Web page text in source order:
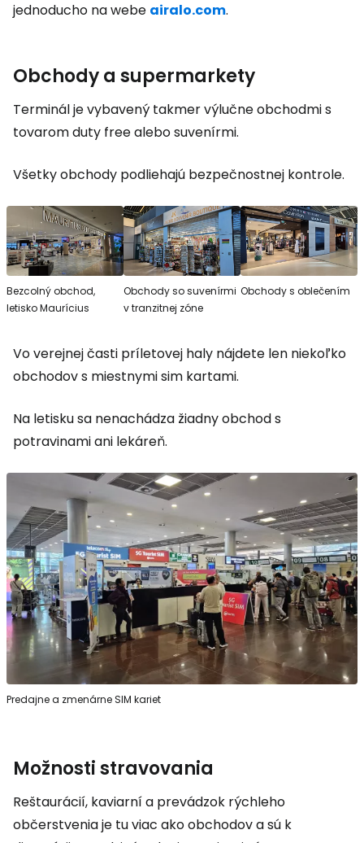
jednoducho na webe airalo.com.
Obchody a supermarkety
Terminál je vybavený takmer výlučne obchodmi s
tovaromduty freealebo suvenírmi.
Všetky obchody podliehajú bezpečnostnej kontrole.
Bezcolný obchod,
letisko Maurícius
Obchody so suvenírmi
v tranzitnej zóne
Obchody s oblečením
Vo verejnej časti príletovej haly nájdete len niekoľko
obchodov s miestnymi sim kartami.
Na letisku sa nenachádza žiadny obchod s
potravinami ani lekáreň.
Predajne a zmenárne SIM kariet
Možnosti stravovania
Reštaurácií, kaviarní a prevádzok rýchleho
občerstvenia je tu viac ako obchodov a sú k